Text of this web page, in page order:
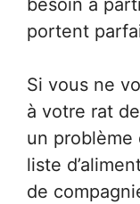
besoin à
portent
Si vous ne
à votre rat
un
liste
de